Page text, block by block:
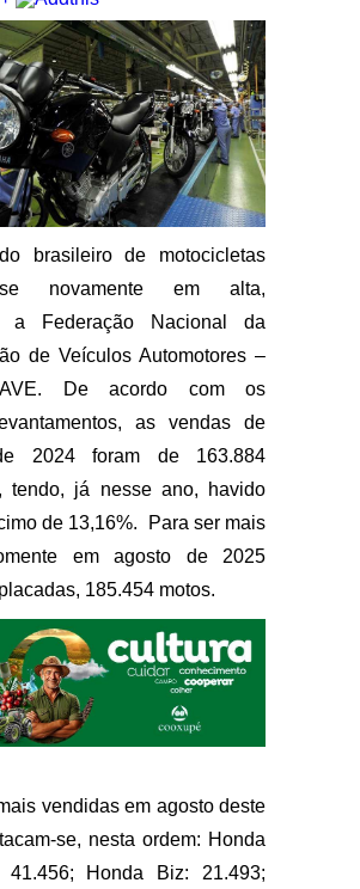
brasileiro de motocicletas
se novamente em alta,
a Federação Nacional da
de Veículos Automotores –
De acordo com os
as vendas de
2024 foram de 163.884
tendo, já nesse ano, havido
de 13,16%. Para ser mais
em agosto de 2025
185.454 motos.
vendidas em agosto deste
se, nesta ordem: Honda
Honda Biz: 21.493;